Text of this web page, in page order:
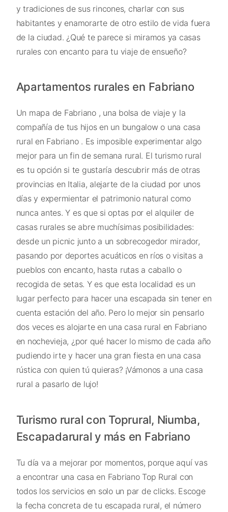
y tradiciones de sus rincones, charlar con sus
habitantes y enamorarte de otro estilo de vida fuera
de la ciudad. ¿Qué te parece si miramos ya casas
rurales con encanto para tu viaje de ensueño?
Apartamentos rurales en Fabriano
Un mapa de Fabriano , una bolsa de viaje y la
compañía de tus hijos en un bungalow o una casa
rural en Fabriano . Es imposible experimentar algo
mejor para un fin de semana rural. El turismo rural
es tu opción si te gustaría descubrir más de otras
provincias en Italia, alejarte de la ciudad por unos
días y expermientar el patrimonio natural como
nunca antes. Y es que si optas por el alquiler de
casas rurales se abre muchísimas posibilidades:
desde un picnic junto a un sobrecogedor mirador,
pasando por deportes acuáticos en ríos o visitas a
pueblos con encanto, hasta rutas a caballo o
recogida de setas. Y es que esta localidad es un
lugar perfecto para hacer una escapada sin tener en
cuenta estación del año. Pero lo mejor sin pensarlo
dos veces es alojarte en una casa rural en Fabriano
en nochevieja, ¿por qué hacer lo mismo de cada año
pudiendo irte y hacer una gran fiesta en una casa
rústica con quien tú quieras? ¡Vámonos a una casa
rural a pasarlo de lujo!
Turismo rural con Toprural, Niumba,
Escapadarural y más en Fabriano
Tu día va a mejorar por momentos, porque aquí vas
a encontrar una casa en Fabriano Top Rural con
todos los servicios en solo un par de clicks. Escoge
la fecha concreta de tu escapada rural, el número